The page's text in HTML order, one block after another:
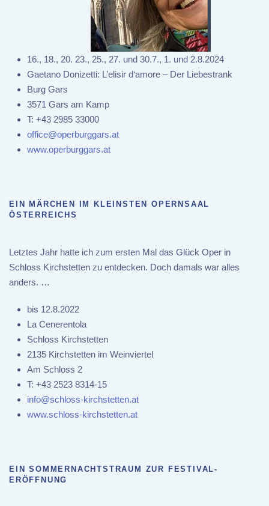
16., 18., 20. 23., 25., 27. und 30.7., 1. und 2.8.2024
Gaetano Donizetti: L’elisir d‘amore – Der Liebestrank
Burg Gars
3571 Gars am Kamp
T: +43 2985 33000
office@operburggars.at
www.operburggars.at
EIN MÄRCHEN IM KLEINSTEN OPERNSAAL
ÖSTERREICHS
Letztes Jahr hatte ich zum ersten Mal das Glück Oper in
Schloss Kirchstetten zu entdecken. Doch damals war alles
anders. …
bis 12.8.2022
La Cenerentola
Schloss Kirchstetten
2135 Kirchstetten im Weinviertel
Am Schloss 2
T: +43 2523 8314-15
info@schloss-kirchstetten.at
www.schloss-kirchstetten.at
EIN SOMMERNACHTSTRAUM ZUR FESTIVAL-
ERÖFFNUNG